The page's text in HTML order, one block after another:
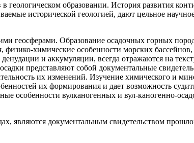
геологическом образовании. История развития
исторической геологией, дают цельное
геосферами. Образование осадочных горных
химические особенности морских
и аккумуляции, всегда отражаются на
представляют собой документальные
их изменений. Изучение химического и
их формирования и дает возможность
особенности вулканогенных и вул-каногенно-
являются документальным свидетельством